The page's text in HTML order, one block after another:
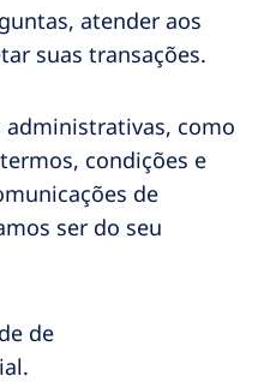
atender aos
suas transações.
administrativas, como
condições e
de
ser do seu
de